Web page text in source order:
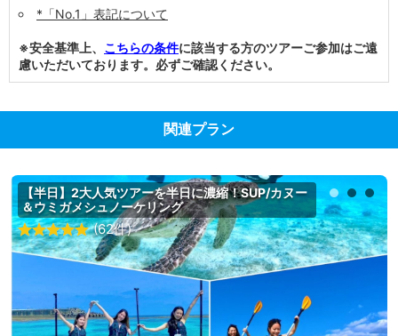
*「No.1」表記について
※安全基準上、 こちらの条件に該当する方のツアーご参加はご遠
慮いただいております。必ずご確認ください。
関連プラン
【半日】2大人気ツアーを半日に濃縮！SUP/カヌー
＆ウミガメシュノーケリング
(62件)